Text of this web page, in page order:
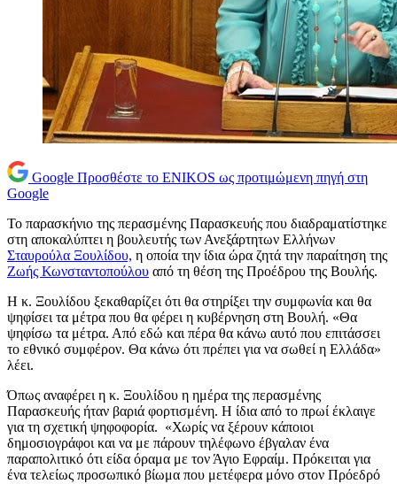
Google Προσθέστε το ENIKOS ως προτιμώμενη πηγή στη
Google
Το παρασκήνιο της περασμένης Παρασκευής που διαδραματίστηκε
στη αποκαλύπτει η βουλευτής των Ανεξάρτητων Ελλήνων
Σταυρούλα Ξουλίδου, η οποία την ίδια ώρα ζητά την παραίτηση της
Ζωής Κωνσταντοπούλου από τη θέση της Προέδρου της Βουλής.
Η κ. Ξουλίδου ξεκαθαρίζει ότι θα στηρίξει την συμφωνία και θα
ψηφίσει τα μέτρα που θα φέρει η κυβέρνηση στη Βουλή. «Θα
ψηφίσω τα μέτρα. Από εδώ και πέρα θα κάνω αυτό που επιτάσσει
το εθνικό συμφέρον. Θα κάνω ότι πρέπει για να σωθεί η Ελλάδα»
λέει.
Όπως αναφέρει η κ. Ξουλίδου η ημέρα της περασμένης
Παρασκευής ήταν βαριά φορτισμένη. Η ίδια από το πρωί έκλαιγε
για τη σχετική ψηφοφορία. «Χωρίς να ξέρουν κάποιοι
δημοσιογράφοι και να με πάρουν τηλέφωνο έβγαλαν ένα
παραπολιτικό ότι είδα όραμα με τον Άγιο Εφραίμ. Πρόκειται για
ένα τελείως προσωπικό βίωμα που μετέφερα μόνο στον Πρόεδρό